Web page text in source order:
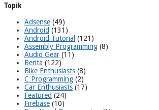
Topik
Adsense (49)
Android (131)
Android Tutorial (121)
Assembly Programming (8)
Audio Gear (11)
Berita (122)
Bike Enthusiasts (8)
C Programming (2)
Car Enthusiasts (17)
Featured (24)
Firebase (10)